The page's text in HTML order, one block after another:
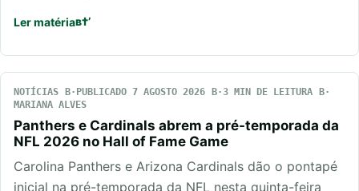
Ler matéria
NOTÍCIAS PUBLICADO 7 AGOSTO 2026
3 MIN DE LEITURA
MARIANA ALVES
Panthers e Cardinals abrem a pré-temporada da
NFL 2026 no Hall of Fame Game
Carolina Panthers e Arizona Cardinals dão o pontapé
inicial na pré-temporada da NFL nesta quinta-feira